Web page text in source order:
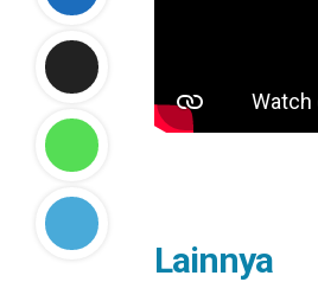
Lainnya